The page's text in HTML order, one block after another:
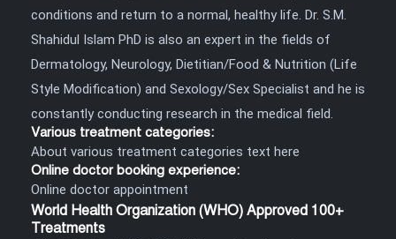
conditions and return to a normal, healthy life. Dr. S.M.
Shahidul Islam PhD is also an expert in the fields of
Dermatology, Neurology, Dietitian/Food & Nutrition (Life
Style Modification) and Sexology/Sex Specialist and he is
constantly conducting research in the medical field.
Various treatment categories:
About various treatment categories text here
Online doctor booking experience:
Online doctor appointment
World Health Organization (WHO) Approved 100+
Treatments